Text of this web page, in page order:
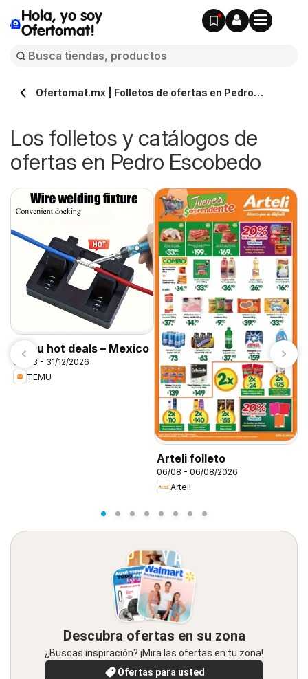
Hola, yo soy
Ofertomat!
Ofertomat.mx | Folletos de ofertas en Pedro
Los folletos y catálogos de
ofertas en Pedro Escobedo
Temu hot deals – Mexico
06/08 - 31/12/2026
TEMU
Arteli folleto
06/08 - 06/08/2026
Arteli
Descubra ofertas en su zona
¿Buscas inspiración? ¡Mira las ofertas en tu zona!
Ofertas para usted